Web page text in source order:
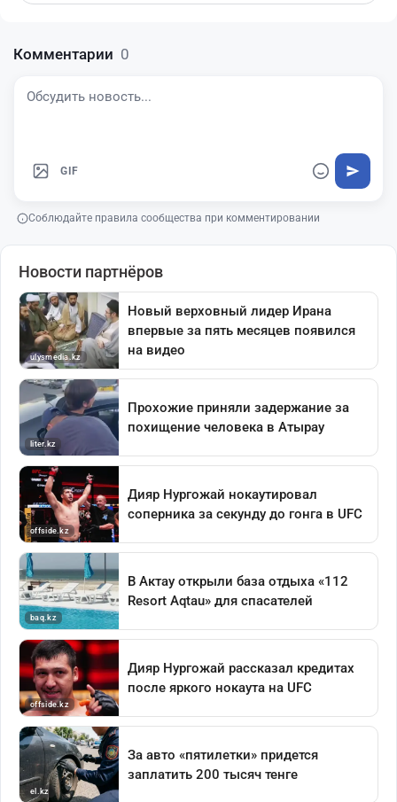
Комментарии 0
GIF
Соблюдайте правила сообщества при комментировании